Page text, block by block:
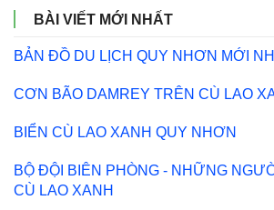
BÀI VIẾT MỚI NHẤT
BẢN ĐỒ DU LỊCH QUY NHƠN MỚI
CƠN BÃO DAMREY TRÊN CÙ LAO
BIỂN CÙ LAO XANH QUY NHƠN
BỘ ĐỘI BIÊN PHÒNG - NHỮNG
CÙ LAO XANH